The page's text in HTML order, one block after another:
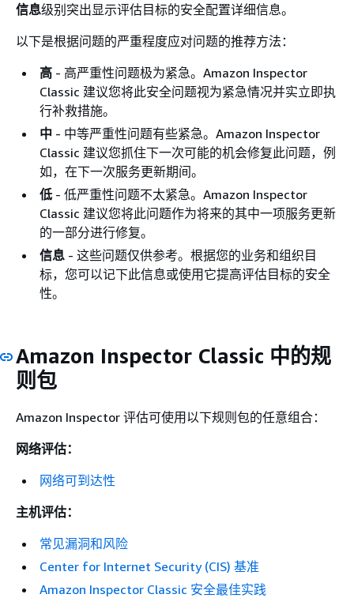
信息级别突出显示评估目标的安全配置详细信息。
以下是根据问题的严重程度应对问题的推荐方法：
高 - 高严重性问题极为紧急。Amazon Inspector
Classic 建议您将此安全问题视为紧急情况并实立即执
行补救措施。
中 - 中等严重性问题有些紧急。Amazon Inspector
Classic 建议您抓住下一次可能的机会修复此问题，例
如，在下一次服务更新期间。
低 - 低严重性问题不太紧急。Amazon Inspector
Classic 建议您将此问题作为将来的其中一项服务更新
的一部分进行修复。
信息 - 这些问题仅供参考。根据您的业务和组织目
标，您可以记下此信息或使用它提高评估目标的安全
性。
Amazon Inspector Classic 中的规
则包
Amazon Inspector 评估可使用以下规则包的任意组合：
网络评估：
网络可到达性
主机评估：
常见漏洞和风险
Center for Internet Security (CIS) 基准
Amazon Inspector Classic 安全最佳实践